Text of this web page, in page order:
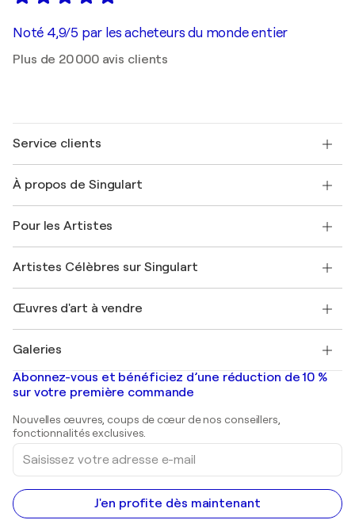
Noté 4,9/5 par les acheteurs du monde entier
Plus de 20 000 avis clients
Service clients
Expédition
Offrir une carte cadeau
Rejoignez notre programme commercial
Mon compte
+33 1 76 44 06 42
À propos de Singulart
FAQ
Magazine Singulart
Emplois
Découvrez une sélection d'art original
Pour les Artistes
Se connecter en tant qu'Artiste
Artistes Célèbres sur Singulart
Marc Chagall
Banksy
Mr. Brainwash
Shepard Fairey
Œuvres d'art à vendre
Tableaux abstraits à vendre
Peintures de paysage
Estampes
Peintures acryliques
Galeries
Galeries d'art en France
Galeries d'art en Belgique
Abonnez-vous et bénéficiez d’une réduction de 10 %
sur votre première commande
Nouvelles œuvres, coups de cœur de nos conseillers,
fonctionnalités exclusives.
Saisissez
votre
adresse
e-
mail
J'en profite dès maintenant